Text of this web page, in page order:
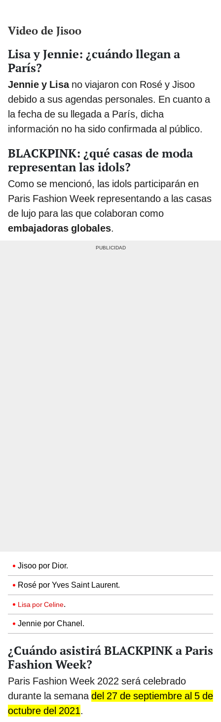
Video de Jisoo
Lisa y Jennie: ¿cuándo llegan a
París?
Jennie y Lisa no viajaron con Rosé y Jisoo
debido a sus agendas personales. En cuanto a
la fecha de su llegada a París, dicha
información no ha sido confirmada al público.
BLACKPINK: ¿qué casas de moda
representan las idols?
Como se mencionó, las idols participarán en
Paris Fashion Week representando a las casas
de lujo para las que colaboran como
embajadoras globales.
Jisoo por Dior.
Rosé por Yves Saint Laurent.
Lisa por Celine.
Jennie por Chanel.
¿Cuándo asistirá BLACKPINK a Paris
Fashion Week?
Paris Fashion Week 2022 será celebrado
durante la semanadel 27 de septiembre al 5 de
octubre del 2021.